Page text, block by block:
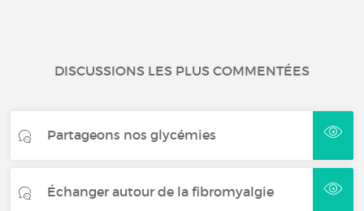
DISCUSSIONS LES PLUS COMMENTÉES
Partageons nos glycémies
Échanger autour de la fibromyalgie